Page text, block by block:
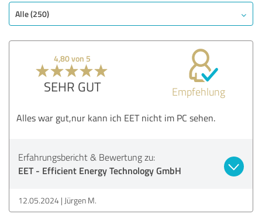
Alle (250)
4,80 von 5
SEHR GUT Empfehlung
Alles war gut,nur kann ich EET nicht im PC sehen.
Erfahrungsbericht & Bewertung zu:
EET - Efficient Energy Technology GmbH
12.05.2024 Jürgen M.